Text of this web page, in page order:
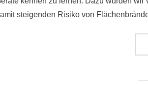
steigenden Risiko von